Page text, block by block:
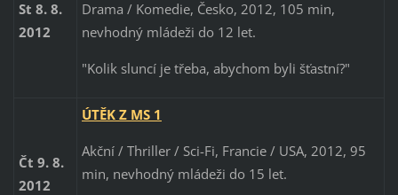
St 8. 8.
2012
Drama / Komedie, Česko, 2012, 105 min,
nevhodný mládeži do 12 let.
"Kolik sluncí je třeba, abychom byli šťastní?"
Čt 9. 8.
2012
ÚTĚK Z MS 1
Akční / Thriller / Sci-Fi, Francie / USA, 2012, 95
min, nevhodný mládeži do 15 let.